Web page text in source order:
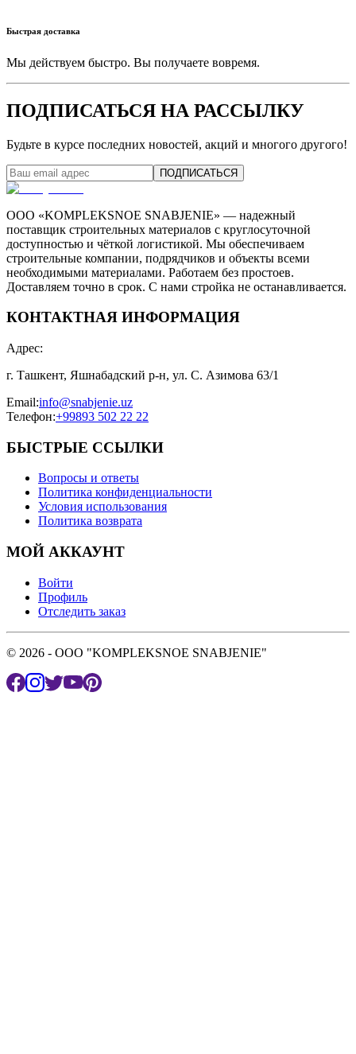
Быстрая доставка
Мы действуем быстро. Вы получаете вовремя.
ПОДПИСАТЬСЯ НА РАССЫЛКУ
Будьте в курсе последних новостей, акций и многого другого!
ПОДПИСАТЬСЯ
ООО «KOMPLEKSNOE SNABJENIE» — надежный
поставщик строительных материалов с круглосуточной
доступностью и чёткой логистикой. Мы обеспечиваем
строительные компании, подрядчиков и объекты всеми
необходимыми материалами. Работаем без простоев.
Доставляем точно в срок. С нами стройка не останавливается.
КОНТАКТНАЯ ИНФОРМАЦИЯ
Адрес:
г. Ташкент, Яшнабадский р-н, ул. С. Азимова 63/1
Email:info@snabjenie.uz
Телефон:+99893 502 22 22
БЫСТРЫЕ ССЫЛКИ
Вопросы и ответы
Политика конфиденциальности
Условия использования
Политика возврата
МОЙ АККАУНТ
Войти
Профиль
Отследить заказ
© 2026 - OOO "KOMPLEKSNOE SNABJENIE"